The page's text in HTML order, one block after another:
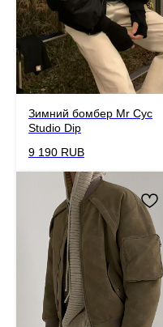
Зимний бомбер Mr Cyc
Studio Dip
9 190 RUB